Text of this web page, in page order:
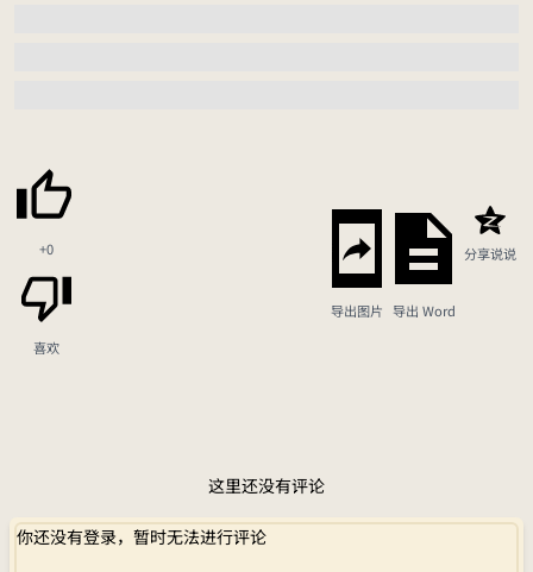
+0
喜欢
导出图片 导出 Word
分享说说
这里还没有评论
你还没有登录，暂时无法进行评论